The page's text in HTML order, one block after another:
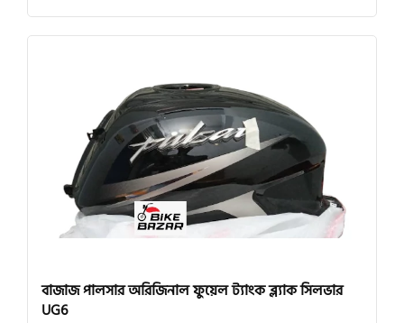
বাজাজ পালসার অরিজিনাল ফুয়েল ট্যাংক ব্ল্যাক সিলভার
UG6